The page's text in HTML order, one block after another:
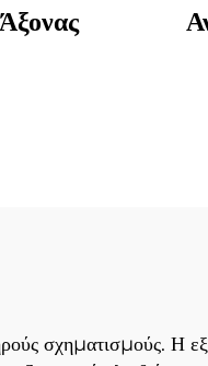
σχηματισμούς. Η